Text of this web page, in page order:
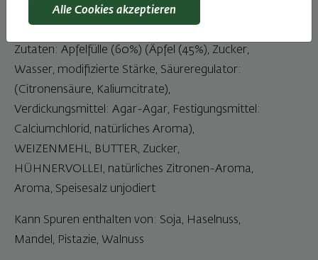
Zutaten
Zutaten: Apfelfülle (60%) (Äpfel (45%), Zucker,
Wasser, modifizierte Stärke, Säureregulator:
(Citronensäure, Kaliumcitrate),
Verdickungsmittel: Agar-Agar, Festigungsmittel:
Calciumchlorid, natürliches Aroma),
WEIZENMEHL, BUTTER, Zucker,
HÜHNERVOLLEI, natürliches Zitronen-Aroma,
Aroma, Speisesalz unjodiert
Kann Spuren enthalten von: Soja, Haselnuss,
Mandel, Pistazie, Walnuss
Alle Cookies akzeptieren